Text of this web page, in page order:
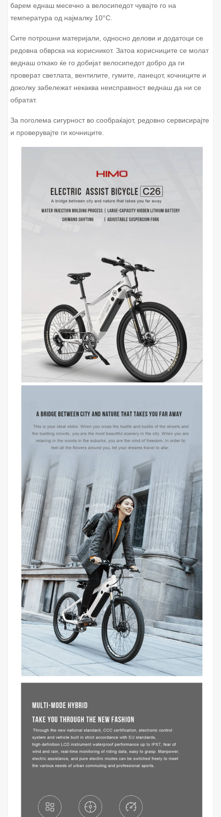
барем еднаш месечно а велосипедот чувајте го на
температура од најмалку 10°C.
Сите потрошни материјали, односно делови и додатоци се
редовна обврска на корисникот. Затоа корисниците се молат
веднаш откако ќе го добијат велосипедот добро да ги
проверат светлата, вентилите, гумите, ланецот, кочниците и
доколку забележат некаква неисправност веднаш да ни се
обратат.
За поголема сигурност во сообраќајот, редовно сервисирајте
и проверувајте ги кочниците.